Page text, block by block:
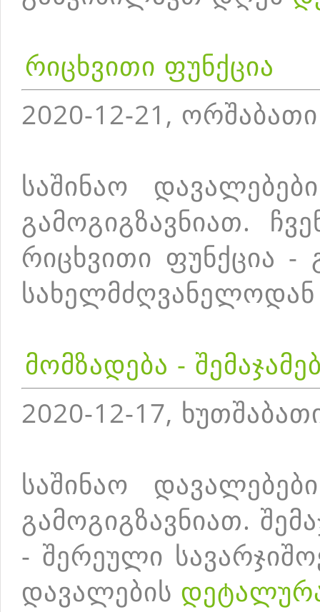
რიცხვითი ფუნქცია
2020-12-21, ორშაბათი
საშინაო
გამოგიგზავნიათ.
რიცხვითი ფუნქცია -
მომზადება -
2020-12-17,
საშინაო
გამოგიგზავნიათ.
- შერეული
დავალების